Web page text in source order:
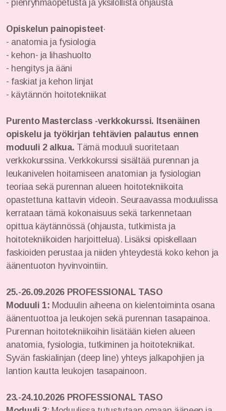
- pienryhmäopetusta ja yksilöllistä ohjausta
Opiskelun painopisteet·
- anatomia ja fysiologia
- kehon- ja lihashuolto
- hengitys ja ääni
- faskiat ja kehon linjat
- käytännön hoitotekniikat
Purento Masterclass -verkkokurssi. Itsenäinen
opiskelu ja työkirjan tehtävien palautus ennen
moduuli 2 alkua. Tämä moduuli suoritetaan
verkkokurssina. Verkkokurssi sisältää purennan ja
leukanivelen hoitamiseen anatomian ja fysiologian
teoriaa sekä purennan alueen hoitotekniikoita
opastettuna kattavin videoin. Seuraavassa moduulissa
kerrataan tämä kokonaisuus sekä tarkennetaan
opittua käytännössä (ohjausta, tutkimista ja
hoitotekniikoiden harjoittelua). Lisäksi opiskellaan
faskioiden perustaa ja niiden yhteydestä koko kehon ja
äänentuoton hyvinvointiin.
25.-26.09.2026 PROFESSIONAL TASO
Moduuli 1: Moduulin aiheena on kielentoiminta osana
äänentuottoa ja leukojen sekä purennan tasapainoa.
Purennan hoitotekniikoihin lisätään kielen alueen
anatomia, fysiologia, tutkiminen ja hoitotekniikat.
Syvän faskialinjan (deep line) yhteys jalkapohjien ja
lantion kautta leukojen tasapainoon.
23.-24.10.2026 PROFESSIONAL TASO